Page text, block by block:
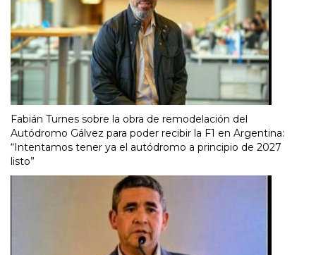
Fabián Turnes sobre la obra de remodelación del
Autódromo Gálvez para poder recibir la F1 en Argentina:
“Intentamos tener ya el autódromo a principio de 2027
listo”